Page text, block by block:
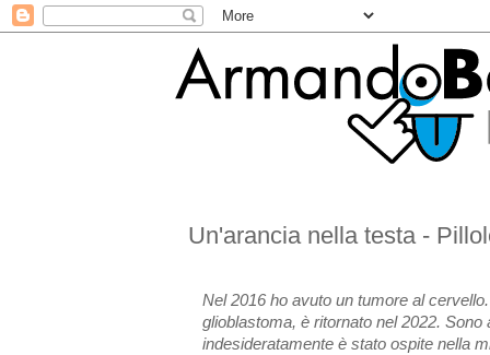
Un'arancia nella testa -
Nel 2016 ho avuto un tumore al
glioblastoma, è ritornato nel 2022.
indesideratamente è stato ospite nella